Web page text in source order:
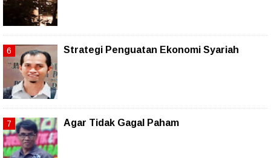
Strategi Penguatan Ekonomi Syariah
Agar Tidak Gagal Paham